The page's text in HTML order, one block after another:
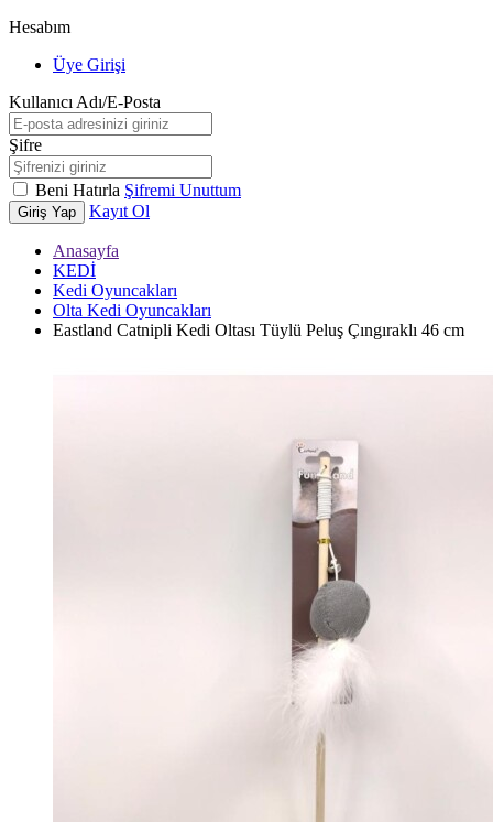
Hesabım
Üye Girişi
Kullanıcı Adı/E-Posta
Şifre
Beni Hatırla Şifremi Unuttum
Giriş Yap Kayıt Ol
Anasayfa
KEDİ
Kedi Oyuncakları
Olta Kedi Oyuncakları
Eastland Catnipli Kedi Oltası Tüylü Peluş Çıngıraklı 46 cm